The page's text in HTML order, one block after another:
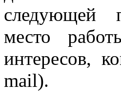
следующей
место
интересов,
mail).